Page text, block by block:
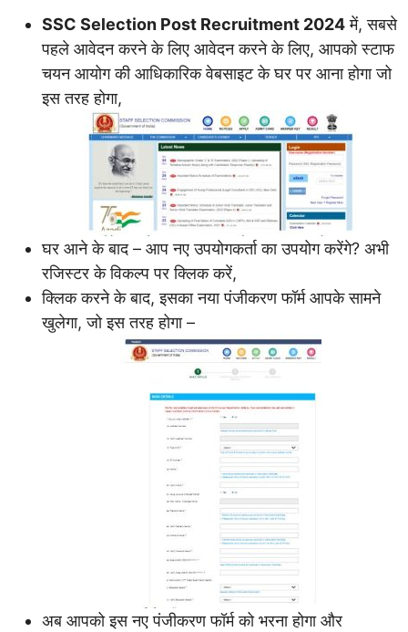
SSC Selection Post Recruitment 2024में, सबसे
पहले आवेदन करने के लिए आवेदन करने के लिए, आपको स्टाफ
चयन आयोग की आधिकारिक वेबसाइट के घर पर आना होगा जो
इस तरह होगा,
घर आने के बाद – आप नए उपयोगकर्ता का उपयोग करेंगे? अभी
रजिस्टर के विकल्प पर क्लिक करें,
क्लिक करने के बाद, इसका नया पंजीकरण फॉर्म आपके सामने
खुलेगा, जो इस तरह होगा –
अब आपको इस नए पंजीकरण फॉर्म को भरना होगा और